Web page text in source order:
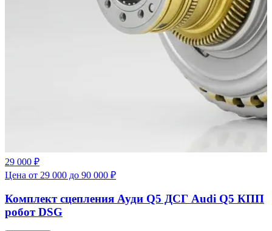
29 000 ₽
Цена от 29 000 до 90 000 ₽
Комплект сцепления Ауди Q5 ДСГ Audi Q5 КПП
робот DSG